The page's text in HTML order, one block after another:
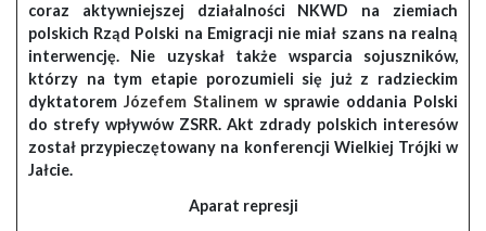
coraz aktywniejszej działalności NKWD na ziemiach
polskich Rząd Polski na Emigracji nie miał szans na realną
interwencję. Nie uzyskał także wsparcia sojuszników,
którzy na tym etapie porozumieli się już z radzieckim
dyktatorem Józefem Stalinem w sprawie oddania Polski
do strefy wpływów ZSRR. Akt zdrady polskich interesów
został przypieczętowany na konferencji Wielkiej Trójki w
Jałcie.
Aparat represji